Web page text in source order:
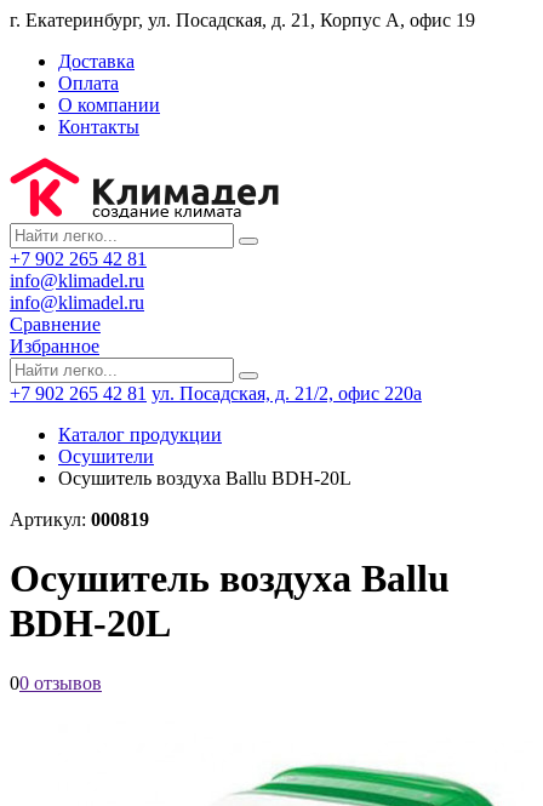
г. Екатеринбург, ул. Посадская, д. 21, Корпус А, офис 19
Доставка
Оплата
О компании
Контакты
+7 902 265 42 81
info@klimadel.ru
info@klimadel.ru
Сравнение
Избранное
+7 902 265 42 81 ул. Посадская, д. 21/2, офис 220а
Каталог продукции
Осушители
Осушитель воздуха Ballu BDH-20L
Артикул: 000819
Осушитель воздуха Ballu
BDH-20L
00 отзывов